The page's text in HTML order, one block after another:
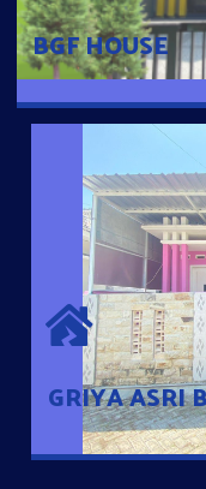
BGF HOUSE
GRIYA ASRI
GRIYA
Desain Modern
Sehingga
dengan Ponsel